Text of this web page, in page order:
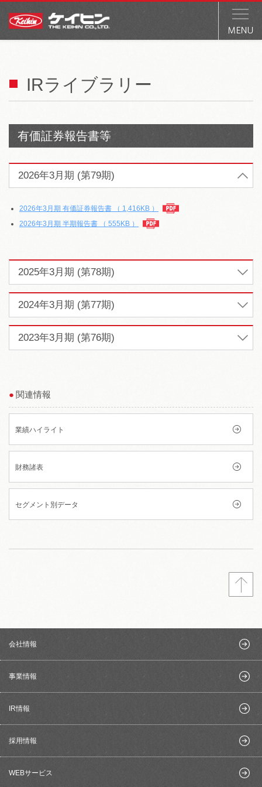
IRライブラリー
有価証券報告書等
2026年3月期 (第79期)
2026年3月期 有価証券報告書
（ 1,416KB ）
2026年3月期 半期報告書
（ 555KB ）
2025年3月期 (第78期)
2024年3月期 (第77期)
2023年3月期 (第76期)
関連情報
業績ハイライト
財務諸表
セグメント別データ
会社情報
事業情報
IR情報
採用情報
WEBサービス